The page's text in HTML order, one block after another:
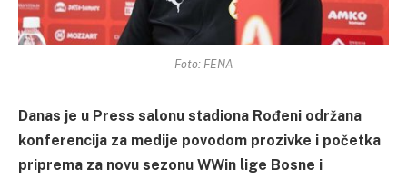
Foto: FENA
Danas je u Press salonu stadiona Rođeni održana
konferencija za medije povodom prozivke i početka
priprema za novu sezonu WWin lige Bosne i